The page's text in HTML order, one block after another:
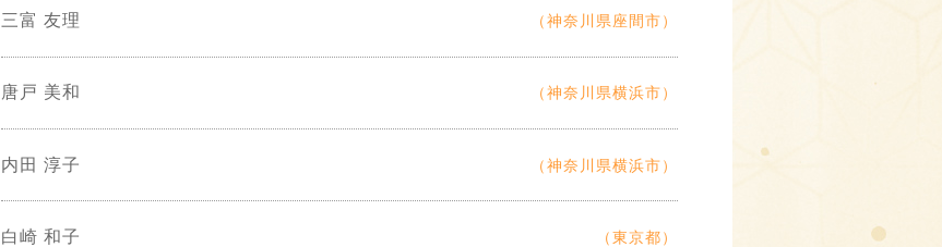
三富 友理 （神奈川県座間市）
唐戸 美和 （神奈川県横浜市）
内田 淳子 （神奈川県横浜市）
白崎 和子 （東京都）